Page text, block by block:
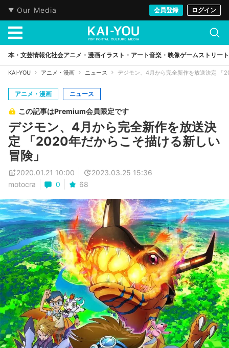
Our Media 会員登録 ログイン
本・文芸情報化社会アニメ・漫画イラスト・アート音楽・映像ゲームストリート
KAI-YOU アニメ・漫画 ニュース デジモン、4月から完全新作を放送決定 「
アニメ・漫画 ニュース
この記事はPremium会員限定です
デジモン、4月から完全新作を放送決
定 「2020年だからこそ描ける新しい
冒険」
2020.01.21 10:00
2023.03.25 15:36
motocra
0 68